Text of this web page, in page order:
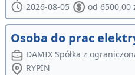
2026-08-05
od 6500,00
Osoba do prac
DAMIX Spółka z
RYPIN